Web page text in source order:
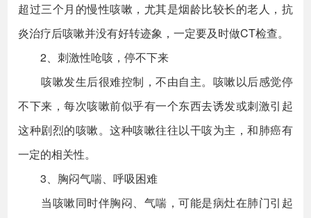
超过三个月的慢性咳嗽，尤其是烟龄比较长的老人，抗
炎治疗后咳嗽并没有好转迹象，一定要及时做CT检查。
2、刺激性呛咳，停不下来
咳嗽发生后很难控制，不由自主。咳嗽以后感觉停
不下来，每次咳嗽前似乎有一个东西去诱发或刺激引起
这种剧烈的咳嗽。这种咳嗽往往以干咳为主，和肺癌有
一定的相关性。
3、胸闷气喘、呼吸困难
当咳嗽同时伴胸闷、气喘，可能是病灶在肺门引起